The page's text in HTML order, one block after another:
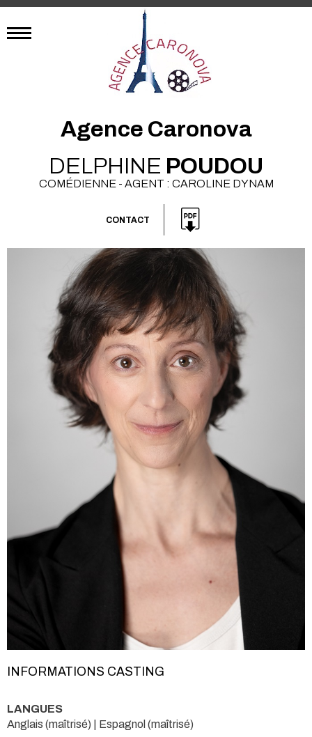
Agence Caronova
DELPHINE POUDOU
COMÉDIENNE - AGENT : CAROLINE DYNAM
CONTACT
INFORMATIONS CASTING
LANGUES
Anglais (maîtrisé) | Espagnol (maîtrisé)